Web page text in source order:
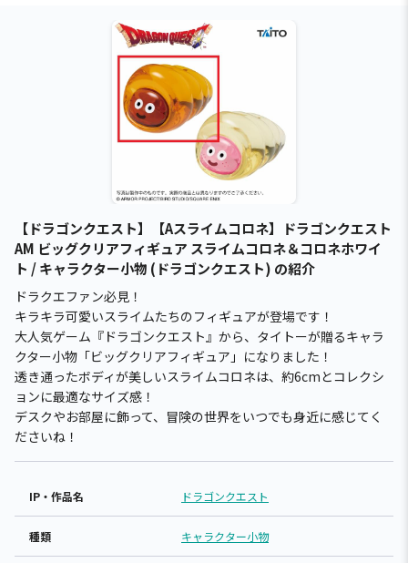
【ドラゴンクエスト】【Aスライムコロネ】ドラゴンクエスト
AM ビッグクリアフィギュア スライムコロネ＆コロネホワイ
ト / キャラクター小物 (ドラゴンクエスト) の紹介
ドラクエファン必見！
キラキラ可愛いスライムたちのフィギュアが登場です！
大人気ゲーム『ドラゴンクエスト』から、タイトーが贈るキャラ
クター小物「ビッグクリアフィギュア」になりました！
透き通ったボディが美しいスライムコロネは、約6cmとコレクシ
ョンに最適なサイズ感！
デスクやお部屋に飾って、冒険の世界をいつでも身近に感じてく
ださいね！
IP・作品名 ドラゴンクエスト
種類 キャラクター小物